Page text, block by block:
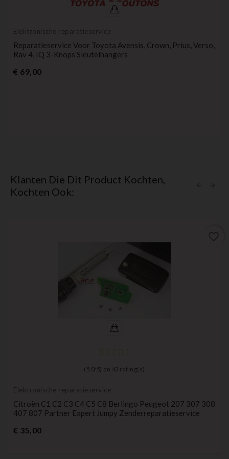
Elektronische reparatieservice
Reparatieservice Voor Toyota Avensis, Crown, Prius, Verso,
Rav 4, IQ 3-Knops Sleutelhangers
€ 69,00Prijs
Klanten Die Dit Product Kochten,
Kochten Ook:
( 5,0/ 5) on 43 rating(s)
Elektronische reparatieservice
Citroën C1 C2 C3 C4 C5 C8 Berlingo Peugeot 207 307 308
407 807 Partner Expert Jumpy Zenderreparatieservice
€ 35,00Prijs